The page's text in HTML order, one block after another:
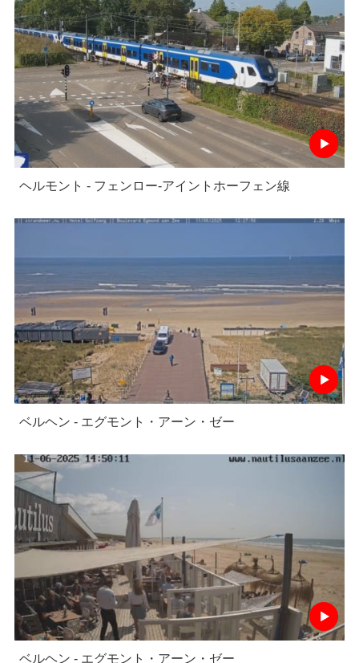
ヘルモント - フェンロー-アイントホーフェン線
ベルヘン - エグモント・アーン・ゼー
ベルヘン - エグモント・アーン・ゼー